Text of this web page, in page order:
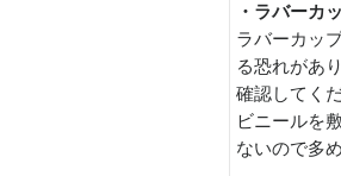
・ラバーカ
ラバーカッ
る恐れがあ
確認してく
ビニールを
ないので多